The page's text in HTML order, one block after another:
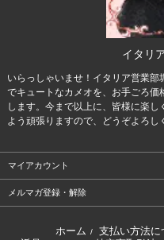
イタリ
いらっしゃいませ！イタリア営業
でキュートなカメオを、お手ごろ
します。今まで以上に、皆様に楽
よう頑張りますので、どうぞよろし
マイアカウント
メルマガ登録・解除
ホーム / 支払い方法に